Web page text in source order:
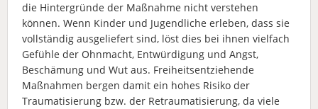
die Hintergründe der Maßnahme nicht verstehen
können. Wenn Kinder und Jugendliche erleben, dass sie
vollständig ausgeliefert sind, löst dies bei ihnen vielfach
Gefühle der Ohnmacht, Entwürdigung und Angst,
Beschämung und Wut aus. Freiheitsentziehende
Maßnahmen bergen damit ein hohes Risiko der
Traumatisierung bzw. der Retraumatisierung, da viele